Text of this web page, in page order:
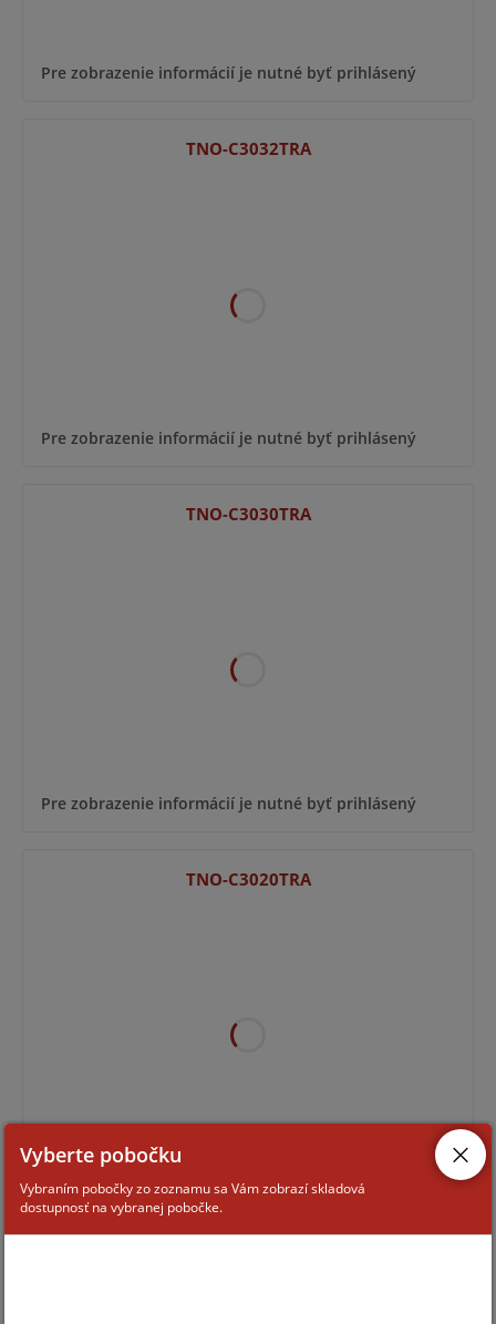
Pre zobrazenie informácií je nutné byť prihlásený
TNO-C3032TRA
Pre zobrazenie informácií je nutné byť prihlásený
TNO-C3030TRA
Pre zobrazenie informácií je nutné byť prihlásený
TNO-C3020TRA
Pre zobrazenie informácií je nutné byť prihlásený
Vyberte pobočku
Vybraním pobočky zo zoznamu sa Vám zobrazí skladová
dostupnosť na vybranej pobočke.